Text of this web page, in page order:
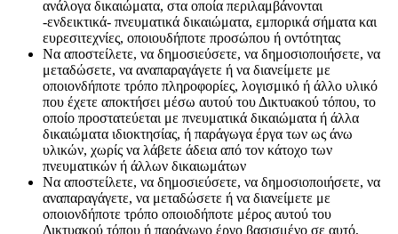
ανάλογα δικαιώματα, στα οποία περιλαμβάνονται
-ενδεικτικά- πνευματικά δικαιώματα, εμπορικά σήματα και
ευρεσιτεχνίες, οποιουδήποτε προσώπου ή οντότητας
Να αποστείλετε, να δημοσιεύσετε, να δημοσιοποιήσετε, να
μεταδώσετε, να αναπαραγάγετε ή να διανείμετε με
οποιονδήποτε τρόπο πληροφορίες, λογισμικό ή άλλο υλικό
που έχετε αποκτήσει μέσω αυτού του Δικτυακού τόπου, το
οποίο προστατεύεται με πνευματικά δικαιώματα ή άλλα
δικαιώματα ιδιοκτησίας, ή παράγωγα έργα των ως άνω
υλικών, χωρίς να λάβετε άδεια από τον κάτοχο των
πνευματικών ή άλλων δικαιωμάτων
Να αποστείλετε, να δημοσιεύσετε, να δημοσιοποιήσετε, να
αναπαραγάγετε, να μεταδώσετε ή να διανείμετε με
οποιονδήποτε τρόπο οποιοδήποτε μέρος αυτού του
Δικτυακού τόπου ή παράγωγο έργο βασισμένο σε αυτό,